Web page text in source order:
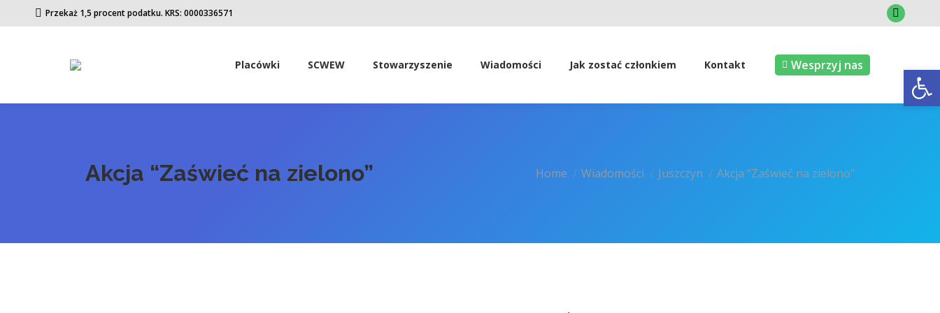
Przekaż 1,5 procent podatku. KRS: 0000336571
Facebook
new
Placówki SCWEW Stowarzyszenie Wiadomości Jak zostać członkiem Kontakt Wesprzyj nas
Akcja “Zaświeć na zielono” You are here:
Home Wiadomości Juszczyn Akcja “Zaświeć na zielono”